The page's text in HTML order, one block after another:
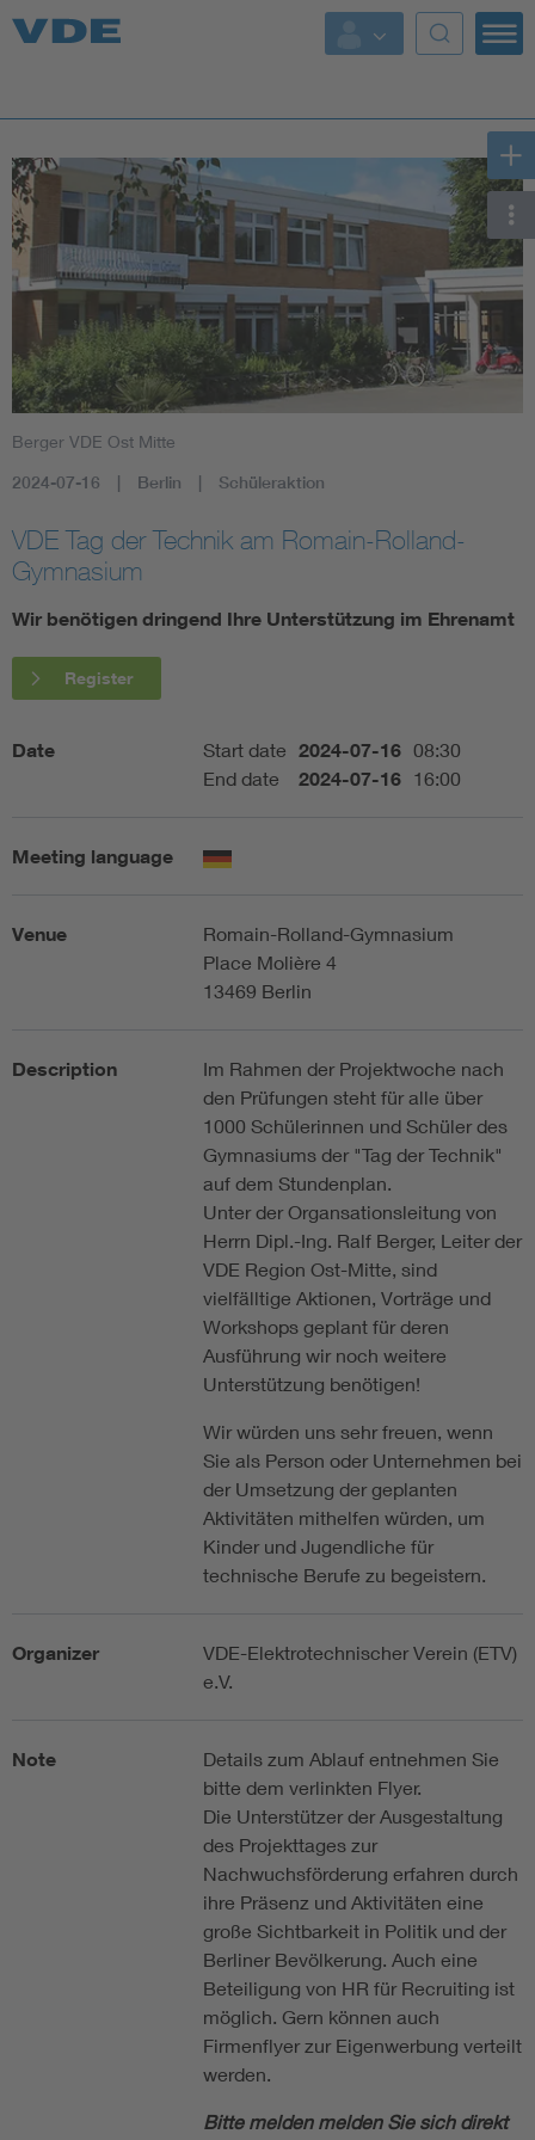
Key Topics
Key Topics
Energy
Standardization
AI & Digital Trust
Health
Artificial Intelligence
Berger VDE Ost Mitte
2024-07-16 Berlin Schüleraktion
VDE Tag der Technik am Romain-Rolland-
Gymnasium
Wir benötigen dringend Ihre Unterstützung im Ehrenamt
Register
Date Start date 2024-07-16 08:30
End date
2024-07-16 16:00
Meeting language
Venue
Romain-Rolland-Gymnasium
Place Molière 4
13469 Berlin
Description
Im Rahmen der Projektwoche nach
den Prüfungen steht für alle über
1000 Schülerinnen und Schüler des
Gymnasiums der "Tag der Technik"
auf dem Stundenplan.
Unter der Organsationsleitung von
Herrn Dipl.-Ing. Ralf Berger, Leiter der
VDE Region Ost-Mitte, sind
vielfälltige Aktionen, Vorträge und
Workshops geplant für deren
Ausführung wir noch weitere
Unterstützung benötigen!
Wir würden uns sehr freuen, wenn
Sie als Person oder Unternehmen bei
der Umsetzung der geplanten
Aktivitäten mithelfen würden, um
Kinder und Jugendliche für
technische Berufe zu begeistern.
Organizer
VDE-Elektrotechnischer Verein (ETV)
e.V.
Note
Details zum Ablauf entnehmen Sie
bitte dem verlinkten Flyer.
Die Unterstützer der Ausgestaltung
des Projekttages zur
Nachwuchsförderung erfahren durch
ihre Präsenz und Aktivitäten eine
große Sichtbarkeit in Politik und der
Berliner Bevölkerung. Auch eine
Beteiligung von HR für Recruiting ist
möglich. Gern können auch
Firmenflyer zur Eigenwerbung verteilt
werden.
Bitte melden melden Sie sich direkt